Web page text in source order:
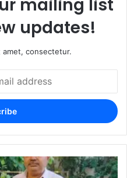
mailing list
updates!
amet, consectetur.